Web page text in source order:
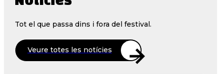
Tot el que passa dins i fora del festival.
Veure totes les notícies